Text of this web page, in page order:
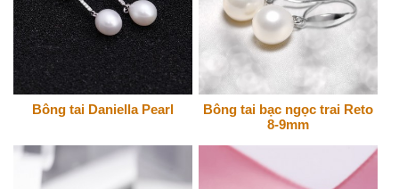
Bông tai Daniella Pearl
Bông tai bạc ngọc trai Reto
8-9mm